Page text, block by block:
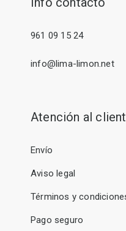
961 09 15 24
info@lima-limon.net
Atención al
Envío
Aviso legal
Términos y
Pago seguro